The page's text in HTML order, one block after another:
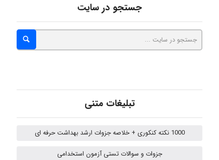
A.balandeh
aghajari vahid
جستجو در سایت
تبلیغات متنی
1000 نکته کنکوری + خلاصه جزوات ارشد بهداشت حرفه ای
جزوات و سوالات تستی آزمون استخدامی